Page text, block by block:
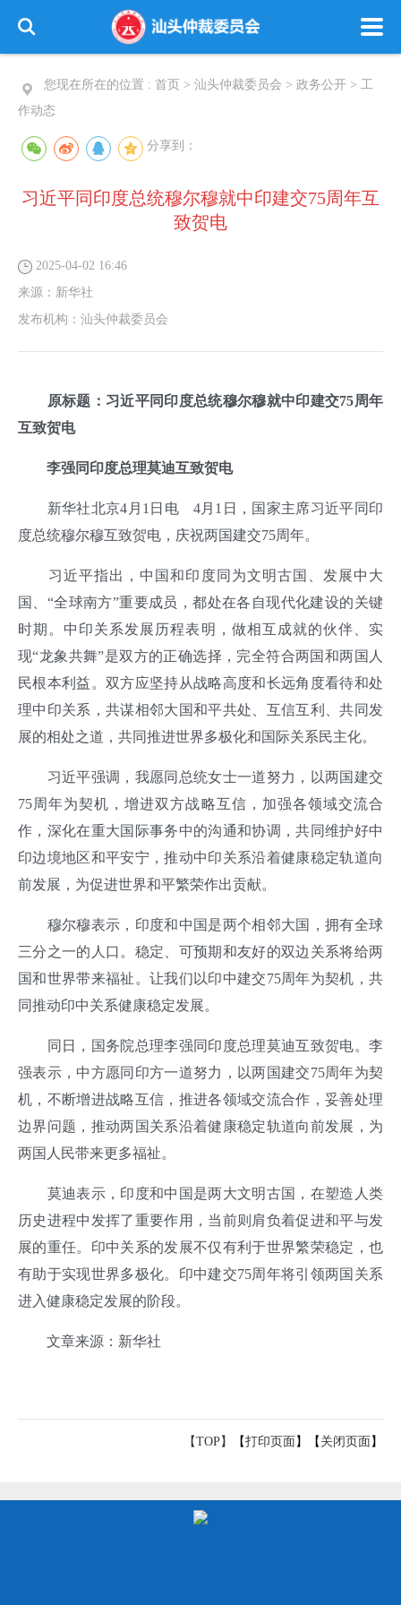
您现在所在的位置 : 首页 > 汕头仲裁委员会 > 政务公开 > 工
作动态
分享到：
习近平同印度总统穆尔穆就中印建交75周年互
致贺电
2025-04-02 16:46
来源： 新华社
发布机构： 汕头仲裁委员会
原标题：习近平同印度总统穆尔穆就中印建交75周年
互致贺电
李强同印度总理莫迪互致贺电
新华社北京4月1日电 4月1日，国家主席习近平同印
度总统穆尔穆互致贺电，庆祝两国建交75周年。
习近平指出，中国和印度同为文明古国、发展中大
国、“全球南方”重要成员，都处在各自现代化建设的关键
时期。中印关系发展历程表明，做相互成就的伙伴、实
现“龙象共舞”是双方的正确选择，完全符合两国和两国人
民根本利益。双方应坚持从战略高度和长远角度看待和处
理中印关系，共谋相邻大国和平共处、互信互利、共同发
展的相处之道，共同推进世界多极化和国际关系民主化。
习近平强调，我愿同总统女士一道努力，以两国建交
75周年为契机，增进双方战略互信，加强各领域交流合
作，深化在重大国际事务中的沟通和协调，共同维护好中
印边境地区和平安宁，推动中印关系沿着健康稳定轨道向
前发展，为促进世界和平繁荣作出贡献。
穆尔穆表示，印度和中国是两个相邻大国，拥有全球
三分之一的人口。稳定、可预期和友好的双边关系将给两
国和世界带来福祉。让我们以印中建交75周年为契机，共
同推动印中关系健康稳定发展。
同日，国务院总理李强同印度总理莫迪互致贺电。李
强表示，中方愿同印方一道努力，以两国建交75周年为契
机，不断增进战略互信，推进各领域交流合作，妥善处理
边界问题，推动两国关系沿着健康稳定轨道向前发展，为
两国人民带来更多福祉。
莫迪表示，印度和中国是两大文明古国，在塑造人类
历史进程中发挥了重要作用，当前则肩负着促进和平与发
展的重任。印中关系的发展不仅有利于世界繁荣稳定，也
有助于实现世界多极化。印中建交75周年将引领两国关系
进入健康稳定发展的阶段。
文章来源：新华社
【TOP】 【打印页面 】【 关闭页面 】